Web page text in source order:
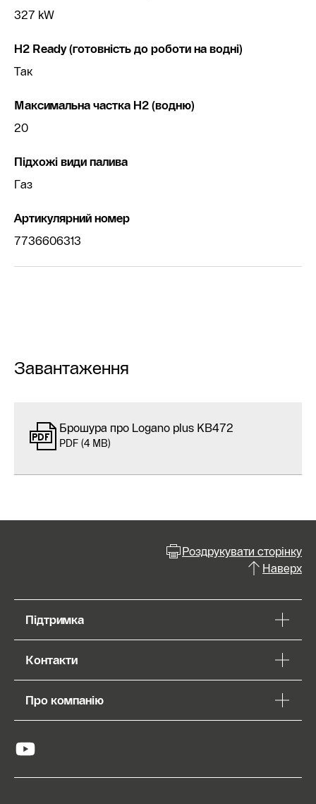
327 kW
H2 Ready (готовність до роботи на водні)
Так
Максимальна частка H2 (водню)
20
Підхожі види палива
Газ
Артикулярний номер
7736606313
Завантаження
Брошура про Logano plus KB472
PDF (4 MB)
Роздрукувати сторінку
Наверх
Підтримка
Контакти
Про компанію